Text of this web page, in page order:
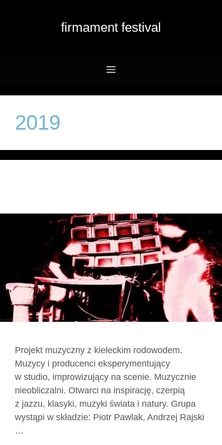
firmament festival
Menu
2019
Projekt muzyczny z kieleckim rodowodem.
Muzycy i producenci eksperymentujący
w studio, improwizujący na scenie. Muzycznie
nieobliczalni. Otwarci na inspirację, czerpią
z jazzu, klasyki, muzyki świata i natury. Grupa
wystąpi w składzie: Piotr Pawlak, Andrzej Rajski
…